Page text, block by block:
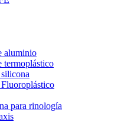
aluminio
termoplástico
para rinología